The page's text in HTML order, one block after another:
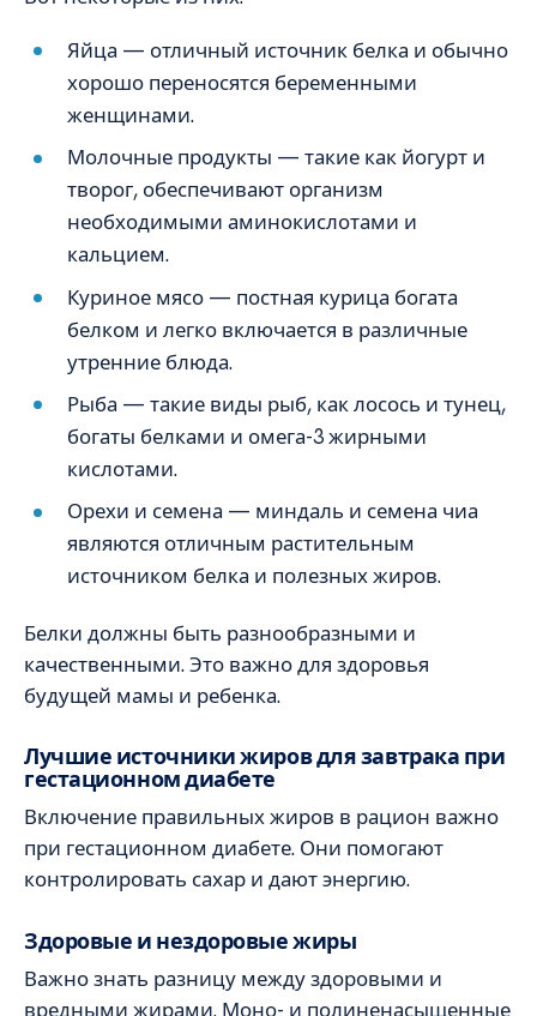
Яйца — отличный источник белка и обычно
хорошо переносятся беременными
женщинами.
Молочные продукты — такие как йогурт и
творог, обеспечивают организм
необходимыми аминокислотами и
кальцием.
Куриное мясо — постная курица богата
белком и легко включается в различные
утренние блюда.
Рыба — такие виды рыб, как лосось и тунец,
богаты белками и омега-3 жирными
кислотами.
Орехи и семена — миндаль и семена чиа
являются отличным растительным
источником белка и полезных жиров.
Белки должны быть разнообразными и
качественными. Это важно для здоровья
будущей мамы и ребенка.
Лучшие источники жиров для завтрака при
гестационном диабете
Включение правильных жиров в рацион важно
при гестационном диабете. Они помогают
контролировать сахар и дают энергию.
Здоровые и нездоровые жиры
Важно знать разницу между здоровыми и
вредными жирами. Моно- и полиненасыщенные